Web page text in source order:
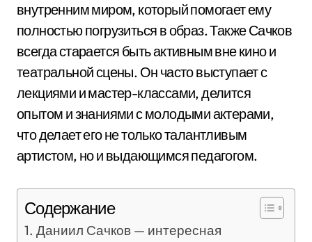
внутренним миром, который помогает ему
полностью погрузиться в образ. Также Сачков
всегда старается быть активным вне кино и
театральной сцены. Он часто выступает с
лекциями и мастер-классами, делится
опытом и знаниями с молодыми актерами,
что делает его не только талантливым
артистом, но и выдающимся педагогом.
Содержание
Даниил Сачков — интересная